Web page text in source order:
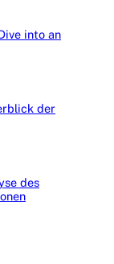
into an
der
des